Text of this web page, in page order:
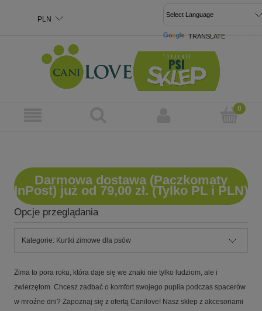
TRANSLATE
Darmowa dostawa (Paczkomaty
InPost) już od 79,00 zł. (Tylko PL i PLN)
Opcje przeglądania
Kategorie: Kurtki zimowe dla psów
Zima to pora roku, która daje się we znaki nie tylko ludziom, ale i
zwierzętom. Chcesz zadbać o komfort swojego pupila podczas spacerów
w mroźne dni? Zapoznaj się z ofertą Canilove! Nasz sklep z akcesoriami